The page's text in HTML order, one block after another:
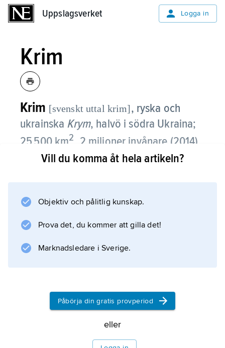
Uppslagsverket Logga in
Krim
Krim [svenskt uttal krim], ryska och
ukrainska Krym, halvö i södra Ukraina;
25 500 km2 , 2 miljoner invånare (2014).
Krim är omgivet i väster och söder av Svarta
breda Perekopnäset.
Befolkning och
etnografi
Förhistoria
Vill du komma åt hela artikeln?
Objektiv och pålitlig kunskap.
Prova det, du kommer att gilla det!
Marknadsledare i Sverige.
Påbörja din gratis provperiod
eller